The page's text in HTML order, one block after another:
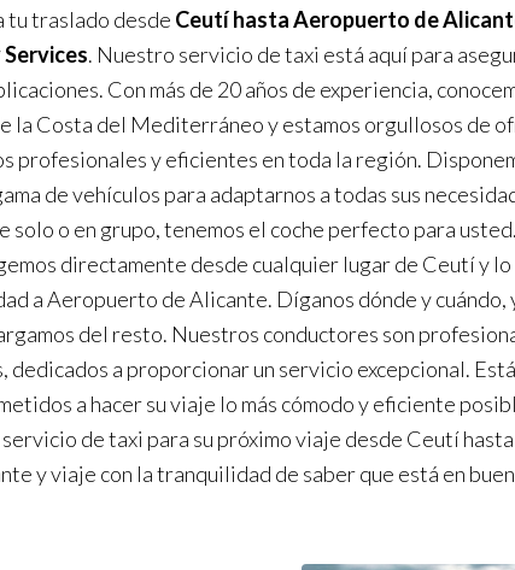
tu traslado desde Ceutí hasta Aeropuerto de
. Nuestro servicio de taxi está aquí para
Con más de 20 años de experiencia,
la Costa del Mediterráneo y estamos orgullosos de
profesionales y eficientes en toda la región.
de vehículos para adaptarnos a todas sus
solo o en grupo, tenemos el coche perfecto para
directamente desde cualquier lugar de Ceutí y lo
a Aeropuerto de Alicante. Díganos dónde y cuándo,
del resto. Nuestros conductores son
dedicados a proporcionar un servicio excepcional.
a hacer su viaje lo más cómodo y eficiente
de taxi para su próximo viaje desde Ceutí
y viaje con la tranquilidad de saber que está en